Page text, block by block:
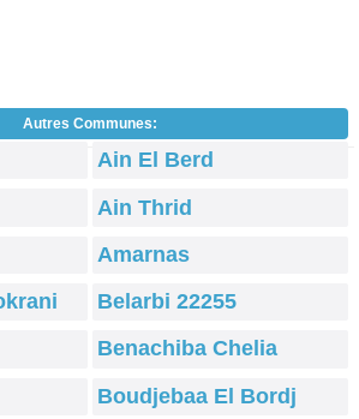
Autres Communes:
Ain El Berd
Ain Thrid
Amarnas
Belarbi 22255
Benachiba Chelia
Boudjebaa El Bordj